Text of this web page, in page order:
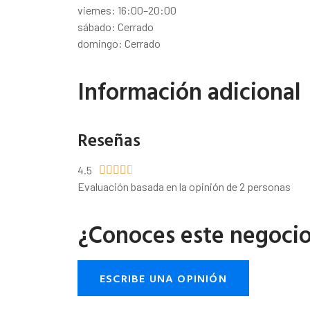
viernes: 16:00–20:00
sábado: Cerrado
domingo: Cerrado
Información adicional
Reseñas
4.5     
Evaluación basada en la opinión de 2 personas
¿Conoces este
ESCRIBE UNA OPINIÓN